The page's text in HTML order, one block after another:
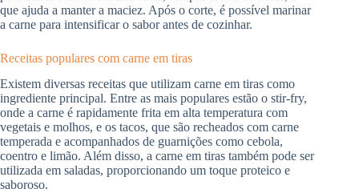
que ajuda a manter a maciez. Após o corte, é possível marinar
a carne para intensificar o sabor antes de cozinhar.
Receitas populares com carne em tiras
Existem diversas receitas que utilizam carne em tiras como
ingrediente principal. Entre as mais populares estão o stir-fry,
onde a carne é rapidamente frita em alta temperatura com
vegetais e molhos, e os tacos, que são recheados com carne
temperada e acompanhados de guarnições como cebola,
coentro e limão. Além disso, a carne em tiras também pode ser
utilizada em saladas, proporcionando um toque proteico e
saboroso.